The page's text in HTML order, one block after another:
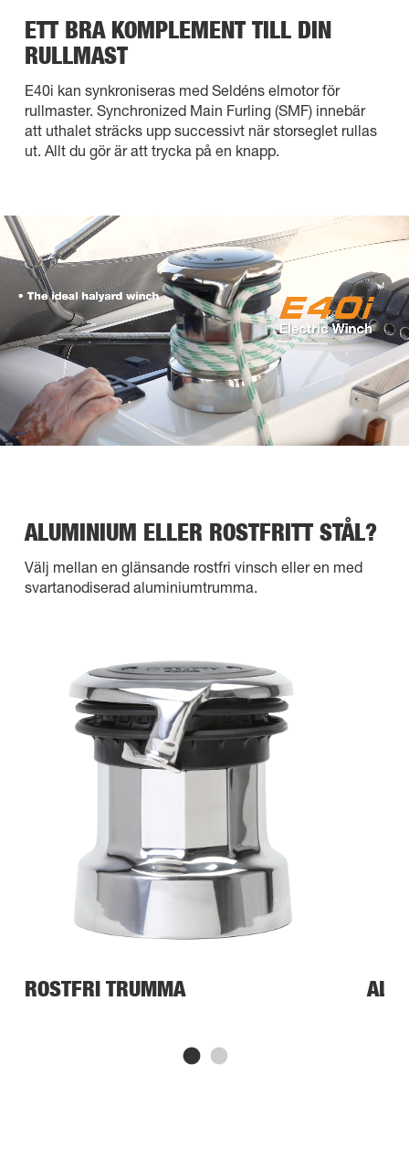
ETT BRA KOMPLEMENT TILL DIN
RULLMAST
E40i kan synkroniseras med Seldéns elmotor för
rullmaster. Synchronized Main Furling (SMF) innebär
att uthalet sträcks upp successivt när storseglet rullas
ut. Allt du gör är att trycka på en knapp.
ALUMINIUM ELLER ROSTFRITT STÅL?
Välj mellan en glänsande rostfri vinsch eller en med
svartanodiserad aluminiumtrumma.
ROSTFRI TRUMMA